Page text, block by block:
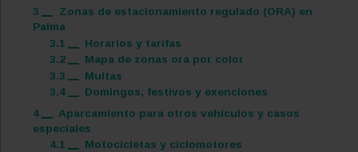
3
Zonas de estacionamiento regulado (ORA) en
Palma
3.1
Horarios y tarifas
3.2
Mapa de zonas ora por color
3.3
Multas
3.4
Domingos, festivos y exenciones
4
Aparcamiento para otros vehículos y casos
especiales
4.1
Motocicletas y ciclomotores